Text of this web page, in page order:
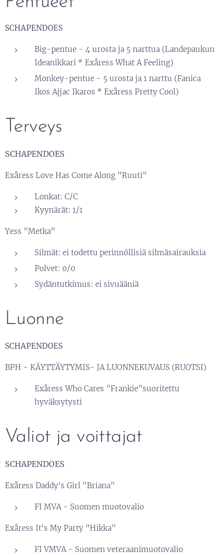
SCHAPENDOES
Big-pentue - 4 urosta ja 5 narttua (Landepaukun
Ideanikkari * Exåress What A Feeling)
Monkey-pentue - 5 urosta ja 1 narttu (Fanica
Ikos Ajjac Ikaros * Exåress Pretty Cool)
Terveys
SCHAPENDOES
Exåress Love Has Come Along "Ruuti"
Lonkat: C/C
Kyynärät: 1/1
Yess "Metka"
Silmät: ei todettu perinnöllisiä silmäsairauksia
Polvet: 0/0
Sydäntutkimus: ei sivuääniä
Luonne
SCHAPENDOES
BPH - KÄYTTÄYTYMIS- JA LUONNEKUVAUS (RUOTSI)
Exåress Who Cares "Frankie"suoritettu
hyväksytysti
Valiot ja voittajat
SCHAPENDOES
Exåress Daddy's Girl "Briana"
FI MVA - Suomen muotovalio
Exåress It's My Party "Hikka"
FI VMVA - Suomen veteraanimuotovalio